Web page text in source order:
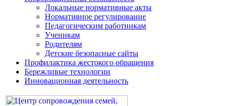
Локальные нормативные акты
Нормативное регулирование
Педагогическим работникам
Ученикам
Родителям
Детские безопасные сайты
Профилактика жестокого обращения
Бережливые технологии
Инновационная деятельность